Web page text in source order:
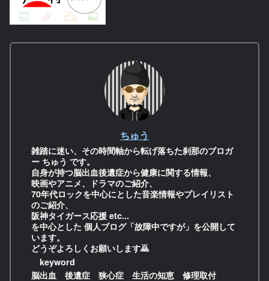
ちゅう
雑踏に迷い、その時間軸から転げ落ちた刹那のブロガ
ー ちゅう です。
自身が持つ脳出血後遺症から健康に関する情報、
映画やアニメ、ドラマのご紹介、
70年代ロックを中心にとした音楽情報やプレイリスト
のご紹介、
阪神タイガース応援 etc...
を中心とした 個人ブログ「故障中ですが」を公開して
います。
どうぞよろしくお願いします🙇
keyword
脳出血 後遺症 狭心症 生活の知恵 修理取付